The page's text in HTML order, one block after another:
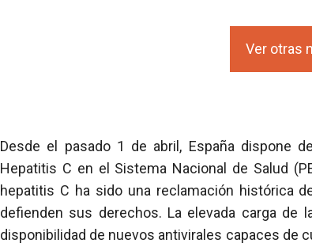
Ver otras
Desde el pasado 1 de abril, España dispone
Hepatitis C en el Sistema Nacional de Salud
hepatitis C ha sido una reclamación histórica
defienden sus derechos. La elevada carga de
disponibilidad de nuevos antivirales capaces de